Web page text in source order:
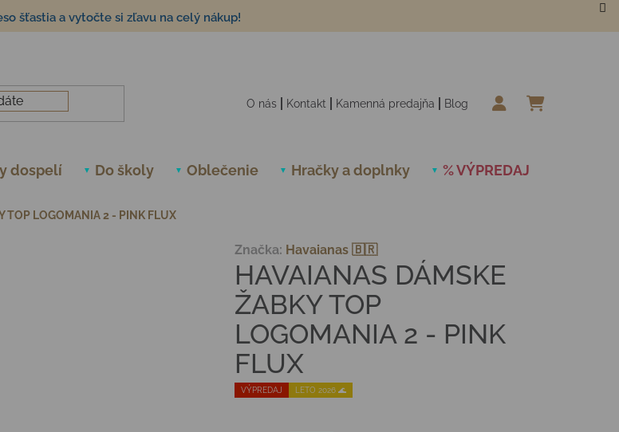
šťastia a vytočte si zľavu na celý nákup!
O nás Kontakt Kamenná predajňa Blog
dospelí Do školy Oblečenie Hračky a doplnky % VÝPREDAJ
TOP LOGOMANIA 2 - PINK FLUX
VÝPREDAJ LETO 2026 🌊
HAVAIANAS DÁMSKE
ŽABKY TOP
LOGOMANIA 2 - PINK
FLUX
Značka: Havaianas 🇧🇷